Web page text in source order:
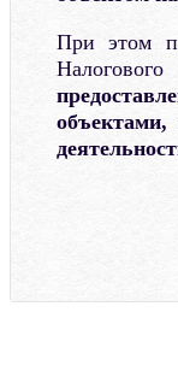
При этом